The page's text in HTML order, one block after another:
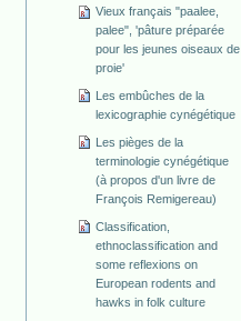
Vieux français "paalee,
palee", 'pâture préparée
pour les jeunes oiseaux de
proie'
Les embûches de la
lexicographie cynégétique
Les pièges de la
terminologie cynégétique
(à propos d'un livre de
François Remigereau)
Classification,
ethnoclassification and
some reflexions on
European rodents and
hawks in folk culture